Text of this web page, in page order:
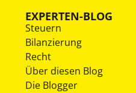
EXPERTEN-BLOG
Steuern
Bilanzierung
Recht
Über diesen Blog
Die Blogger